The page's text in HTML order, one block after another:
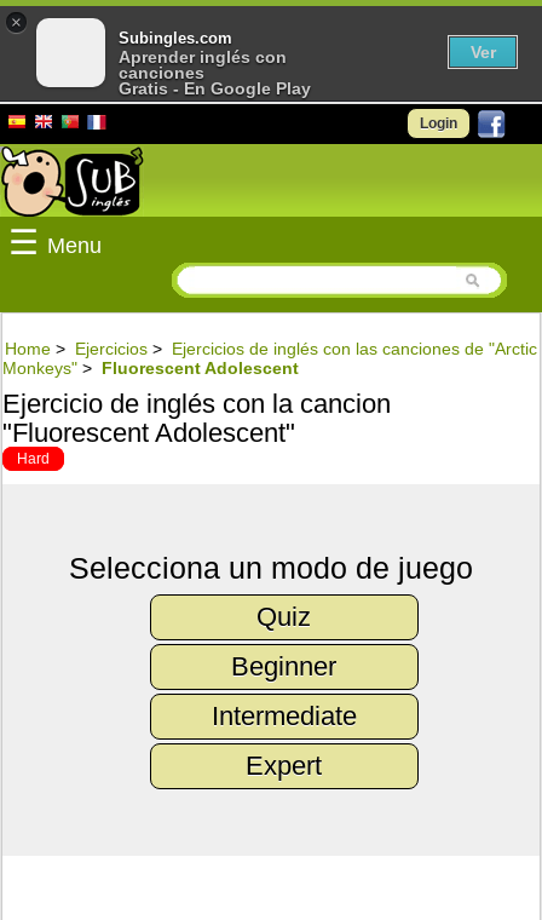
Login
☰ Menu
Home > Ejercicios > Ejercicios de inglés con las canciones de "Arctic
Monkeys" > Fluorescent Adolescent
Ejercicio de inglés con la cancion
"Fluorescent Adolescent"
Hard
Selecciona un modo de juego
Quiz
Beginner
Intermediate
Expert
×
Subingles.com
Aprender inglés con
canciones
Gratis - En Google Play
Ver